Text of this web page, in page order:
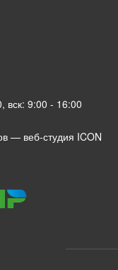
вск: 9:00 - 16:00
— веб-студия ICON